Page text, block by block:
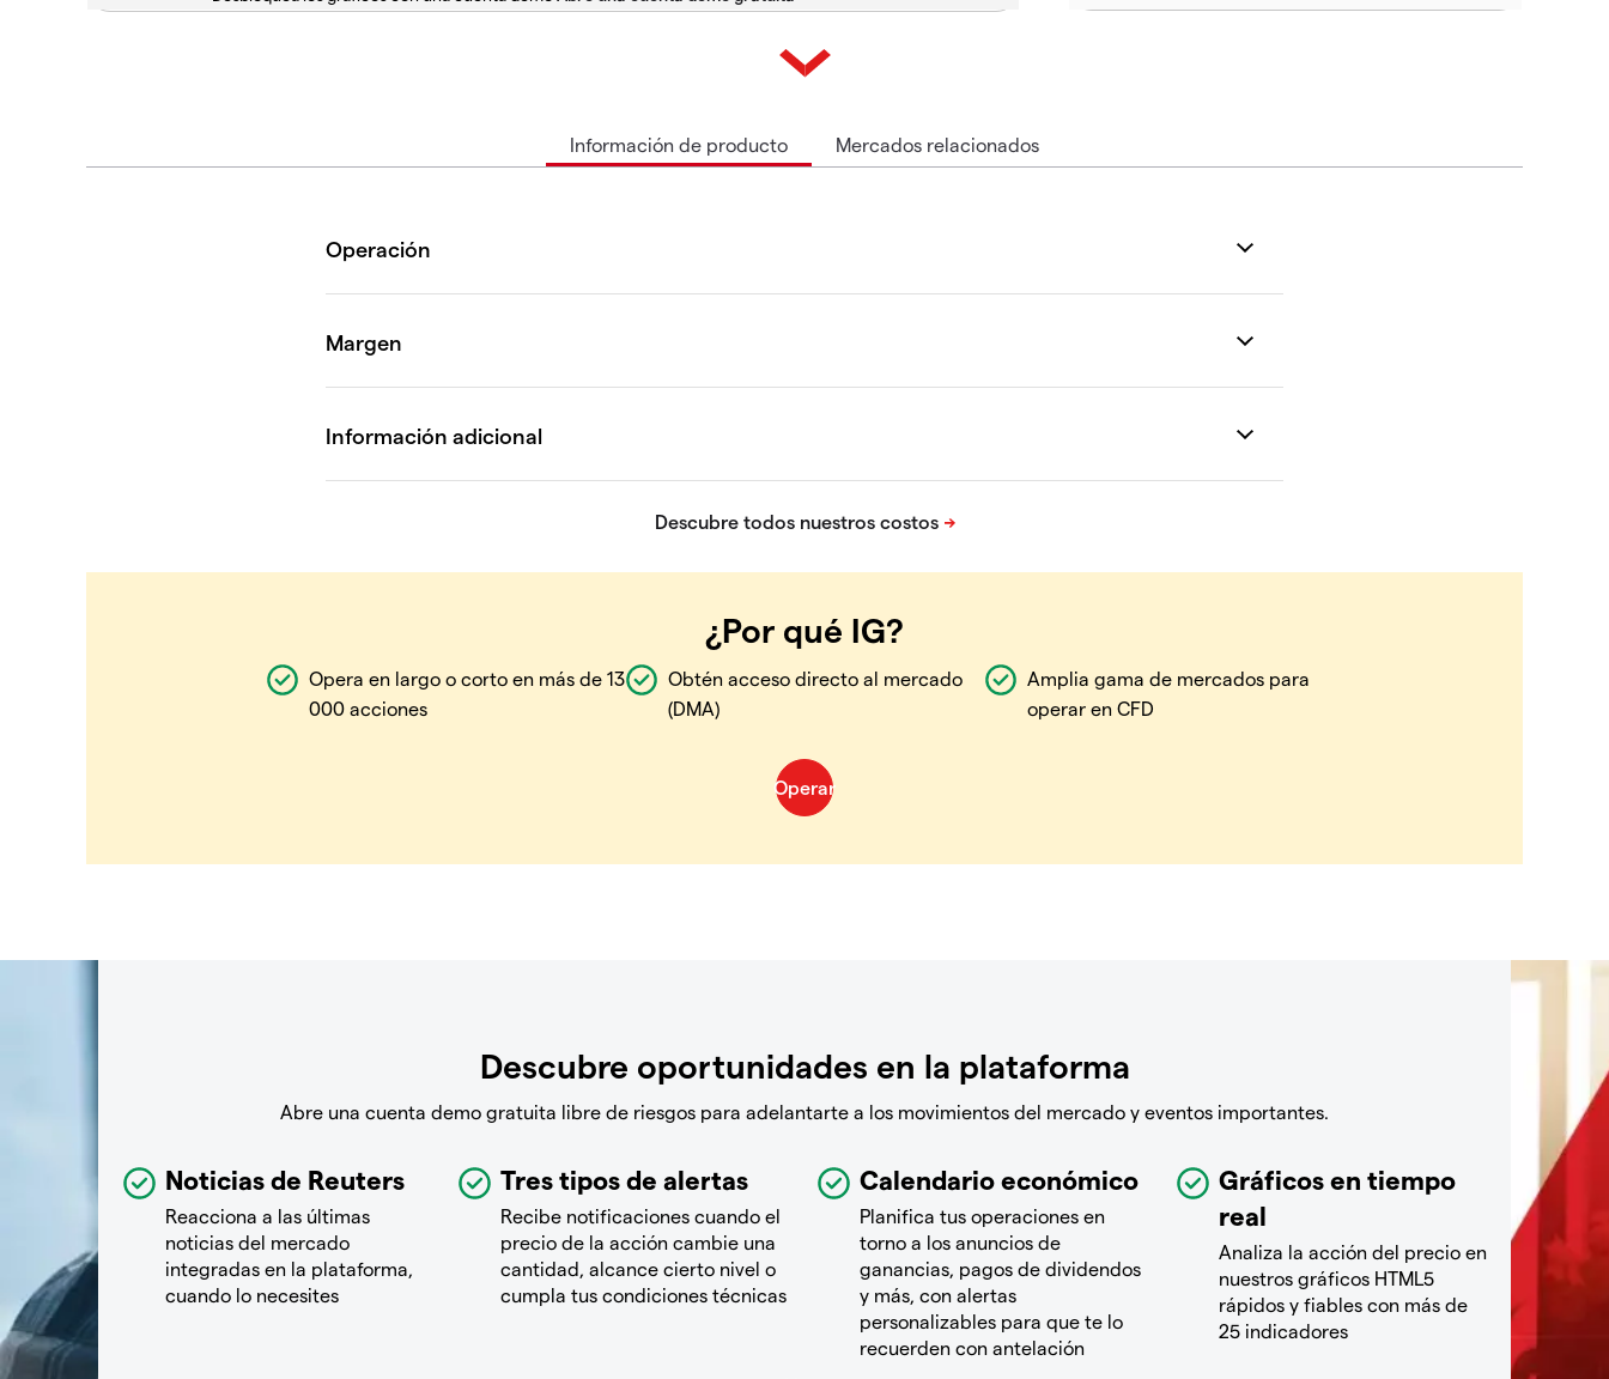
Información de producto Mercados relacionados
¿Por qué IG?
Opera en largo o corto en más de 13
000 acciones
Obtén acceso directo al mercado
(DMA)
Amplia gama de mercados para
operar en CFD
Descubre oportunidades en la plataforma
Abre una cuenta demo gratuita libre de riesgos para adelantarte a los movimientos del mercado y eventos importantes.
Noticias de Reuters
Reacciona a las últimas
noticias del mercado
integradas en la plataforma,
cuando lo necesites
Tres tipos de alertas
Recibe notificaciones cuando el
precio de la acción cambie una
cantidad, alcance cierto nivel o
cumpla tus condiciones técnicas
Calendario económico
Planifica tus operaciones en
torno a los anuncios de
ganancias, pagos de dividendos
y más, con alertas
personalizables para que te lo
recuerden con antelación
Gráficos en tiempo
real
Analiza la acción del precio en
nuestros gráficos HTML5
rápidos y fiables con más de
25 indicadores